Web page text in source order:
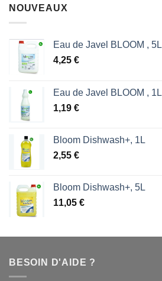
NOUVEAUX
Eau de Javel BLOOM , 5L
4,25 €
Eau de Javel BLOOM , 1L
1,19 €
Bloom Dishwash+, 1L
2,55 €
Bloom Dishwash+, 5L
11,05 €
BESOIN D'AIDE ?